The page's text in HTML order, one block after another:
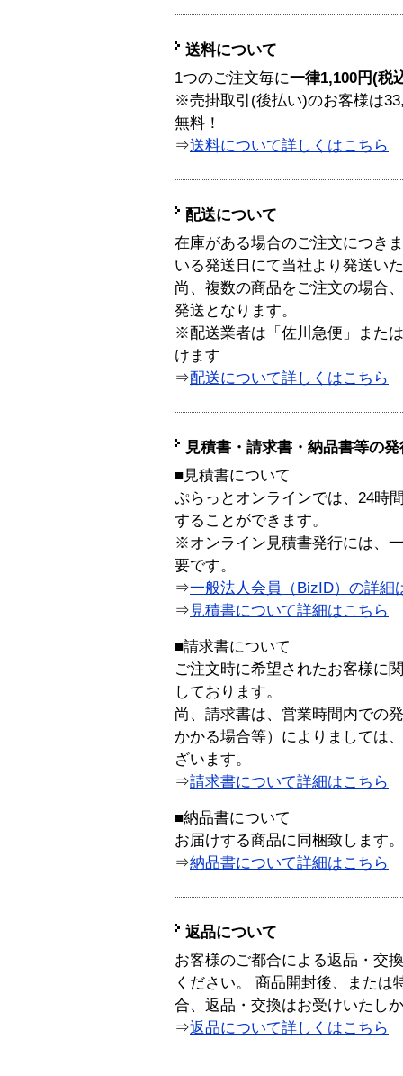
送料について
1つのご注文毎に一律1,100円(税
※売掛取引(後払い)のお客様は
無料！
⇒送料について詳しくはこちら
配送について
在庫がある場合のご注文につき
いる発送日にて当社より発送い
尚、複数の商品をご注文の場合
発送となります。
※配送業者は「佐川急便」また
けます
⇒配送について詳しくはこちら
見積書・請求書・納品書等の
■見積書について
ぷらっとオンラインでは、24時
することができます。
※オンライン見積書発行には、
要です。
⇒一般法人会員（BizID）の詳細
⇒ 見積書について詳細はこちら
■請求書について
ご注文時に希望されたお客様に
しております。
尚、請求書は、営業時間内での
かかる場合等）によりましては
ざいます。
⇒請求書について詳細はこちら
■納品書について
お届けする商品に同梱致します。
⇒納品書について詳細はこちら
返品について
お客様のご都合による返品・交
ください。 商品開封後、または
合、返品・交換はお受けいたし
⇒返品について詳しくはこちら